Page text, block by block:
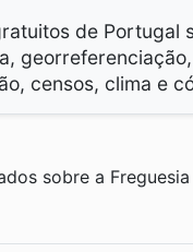
de Portugal
censos, clima e
sobre a